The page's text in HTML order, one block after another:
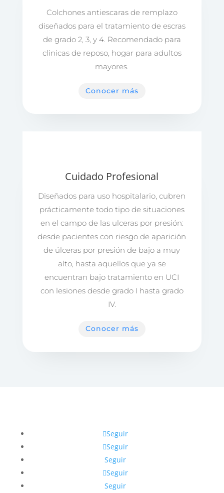
Colchones antiescaras de remplazo
diseñados para el tratamiento de escras
de grado 2, 3, y 4. Recomendado para
clinicas de reposo, hogar para adultos
mayores.
Conocer más
Cuidado Profesional
Diseñados para uso hospitalario, cubren
prácticamente todo tipo de situaciones
en el campo de las ulceras por presión:
desde pacientes con riesgo de aparición
de úlceras por presión de bajo a muy
alto, hasta aquellos que ya se
encuentran bajo tratamiento en UCI
con lesiones desde grado I hasta grado
IV.
Conocer más
Seguir
Seguir
Seguir
Seguir
Seguir